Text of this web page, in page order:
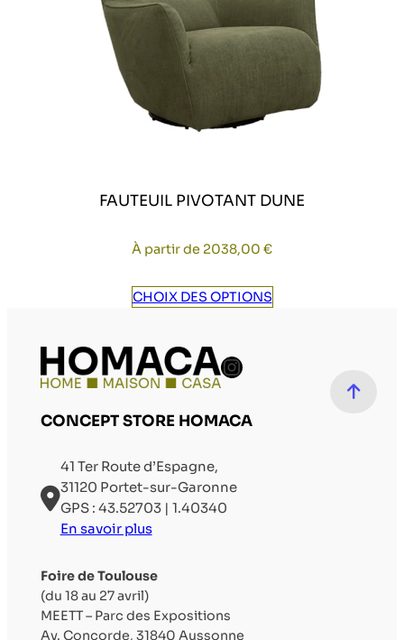
FAUTEUIL PIVOTANT DUNE
À partir de 2038,00 €
CHOIX DES OPTIONS
Compte
CONCEPT STORE HOMACA
41 Ter Route d’Espagne,
31120 Portet-sur-Garonne
GPS : 43.52703 | 1.40340
En savoir plus
Foire de Toulouse
(du 18 au 27 avril)
MEETT – Parc des Expositions
Av. Concorde, 31840 Aussonne